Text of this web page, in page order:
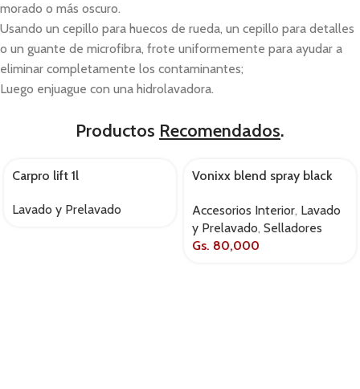
morado o más oscuro.
Usando un cepillo para huecos de rueda, un cepillo para detalles
o un guante de microfibra, frote uniformemente para ayudar a
eliminar completamente los contaminantes;
Luego enjuague con una hidrolavadora.
Productos Recomendados.
AGOTADO
Carpro lift 1l
Lavado y Prelavado
Vonixx blend spray black
Accesorios Interior, Lavado
y Prelavado, Selladores
Gs. 80,000